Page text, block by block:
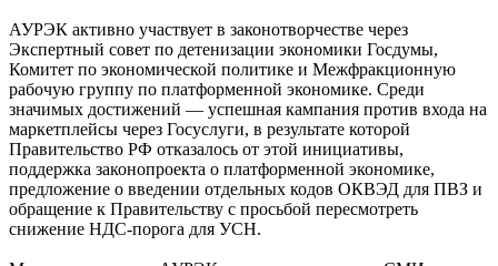
АУРЭК активно участвует в законотворчестве через
Экспертный совет по детенизации экономики Госдумы,
Комитет по экономической политике и Межфракционную
рабочую группу по платформенной экономике. Среди
значимых достижений — успешная кампания против входа на
маркетплейсы через Госуслуги, в результате которой
Правительство РФ отказалось от этой инициативы,
поддержка законопроекта о платформенной экономике,
предложение о введении отдельных кодов ОКВЭД для ПВЗ и
обращение к Правительству с просьбой пересмотреть
снижение НДС-порога для УСН.